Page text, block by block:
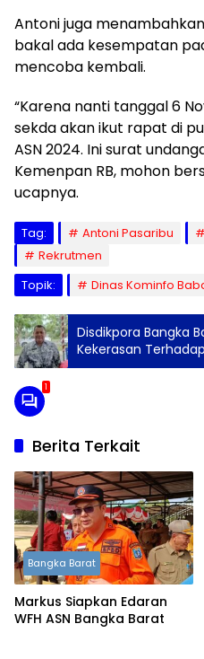
Antoni juga
bakal ada kesempatan
mencoba kembali.
“Karena nanti tanggal 6
sekda akan ikut rapat di
ASN 2024. Ini surat
Kemenpan RB, mohon
ucapnya.
Tag: Antoni Pasaribu
Rekrutmen
Topik:
Dinas Kominfo
Disdikpora Bangka
Kekerasan
1
Berita Terkait
Bangka Barat
Markus Siapkan Edaran
WFH ASN Bangka Barat